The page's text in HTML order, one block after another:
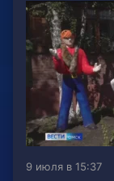
9 июля в 15:37